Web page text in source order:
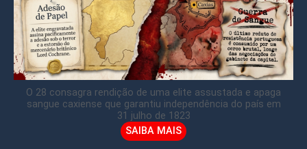
O 28 consagra rendição de uma elite assustada e apaga
sangue caxiense que garantiu independência do país em
31 julho de 1823
SAIBA MAIS